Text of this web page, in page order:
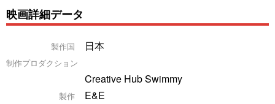
映画詳細データ
製作国 日本
制作プロダクション
Creative Hub Swimmy
製作 E&E